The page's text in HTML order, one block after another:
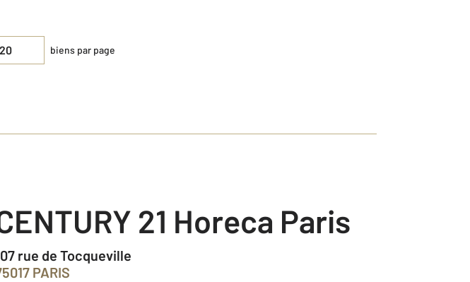
biens par page
CENTURY 21 Horeca Paris
107 rue de Tocqueville
75017 PARIS